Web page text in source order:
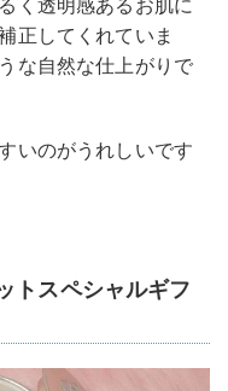
く透明感あるお肌に
正してくれていま
な自然な仕上がりで
いのがうれしいです
トスペシャルギフ